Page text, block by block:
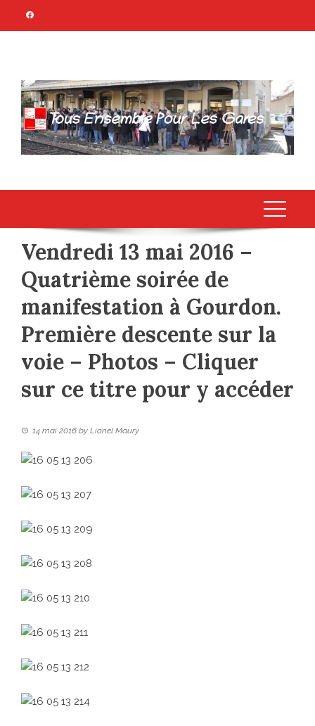
TOUS ENSEMBLE
POUR LES GARES
Association Citoyenne
Vendredi 13 mai 2016 –
Quatrième soirée de
manifestation à Gourdon.
Première descente sur la
voie – Photos – Cliquer
sur ce titre pour y accéder
14 mai 2016 by Lionel Maury